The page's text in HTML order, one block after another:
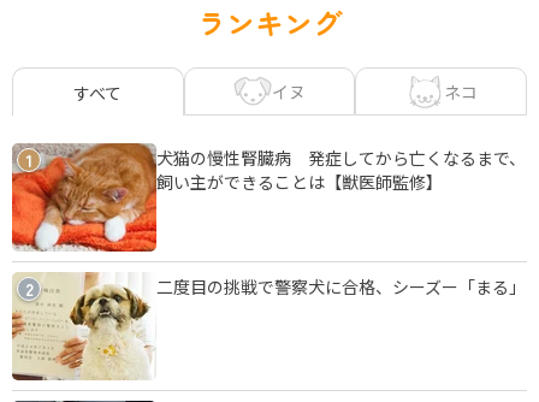
ランキング
すべて イヌ ネコ
1
犬猫の慢性腎臓病 発症してから亡くなるまで、
飼い主ができることは【獣医師監修】
2 二度目の挑戦で警察犬に合格、シーズー「まる」